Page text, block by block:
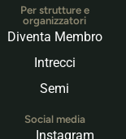
Per strutture e
organizzatori
Diventa Membro
Intrecci
Semi
Social media
Instagram